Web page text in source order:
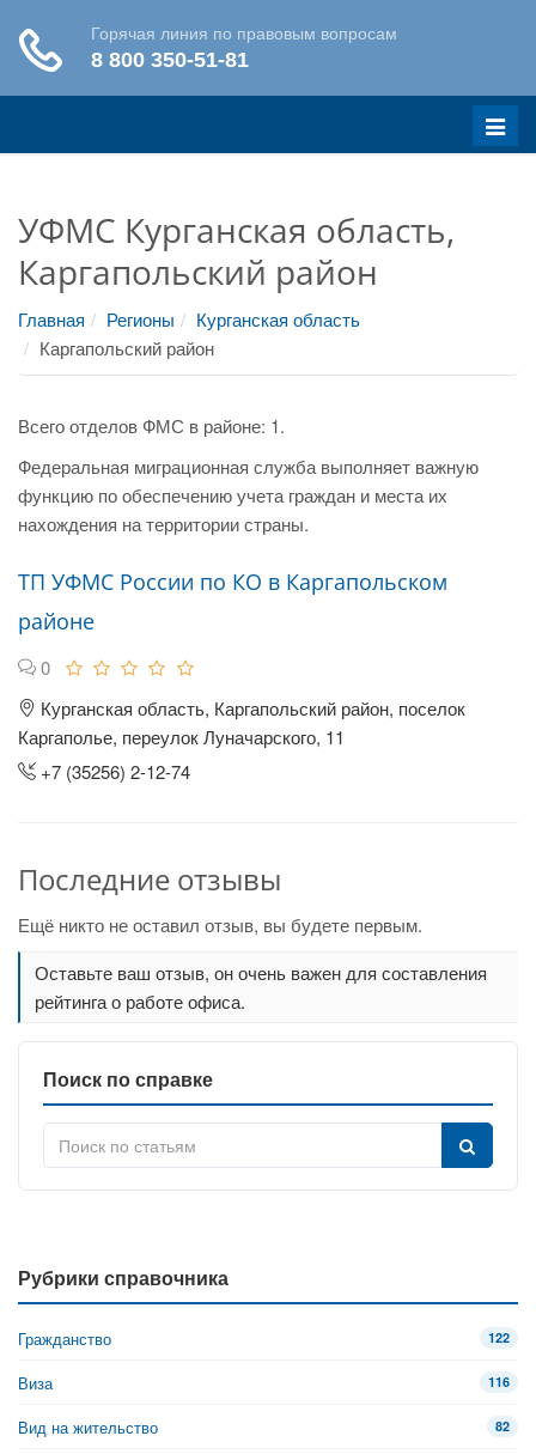
Меню
УФМС Курганская область,
Каргапольский район
Главная Регионы
Курганская область
Каргапольский район
Всего отделов ФМС в районе: 1.
Федеральная миграционная служба выполняет важную
функцию по обеспечению учета граждан и места их
нахождения на территории страны.
ТП УФМС России по КО в Каргапольском
районе
0
Курганская область, Каргапольский район, поселок
Каргаполье, переулок Луначарского, 11
+7 (35256) 2-12-74
Последние отзывы
Ещё никто не оставил отзыв, вы будете первым.
Оставьте ваш отзыв, он очень важен для составления
рейтинга о работе офиса.
Поиск по справке
Рубрики справочника
Гражданство 122
Виза 116
Вид на жительство 82